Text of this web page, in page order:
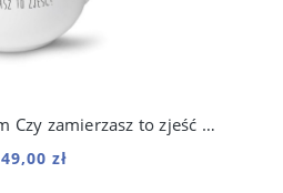
Kubek z psim nosem Czy zamierzasz to zjeść 250 ml
49,00 zł